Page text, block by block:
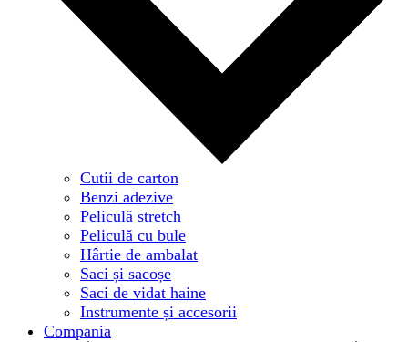
Cutii de carton
Benzi adezive
Peliculă stretch
Peliculă cu bule
Hârtie de ambalat
Saci și sacoșe
Saci de vidat haine
Instrumente și accesorii
Compania